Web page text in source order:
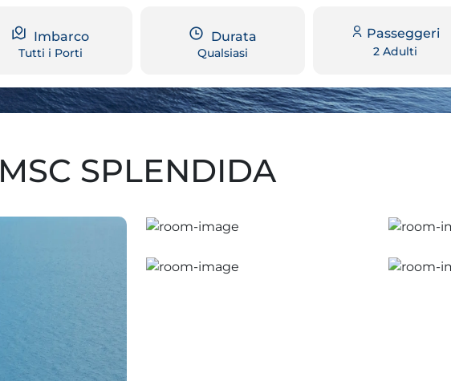
Imbarco
Tutti i Porti
Durata
Qualsiasi
Passeggeri
2 Adulti
MSC SPLENDIDA